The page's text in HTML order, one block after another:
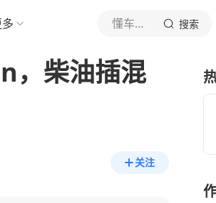
懂车之道 搜索
，柴油插混
关注